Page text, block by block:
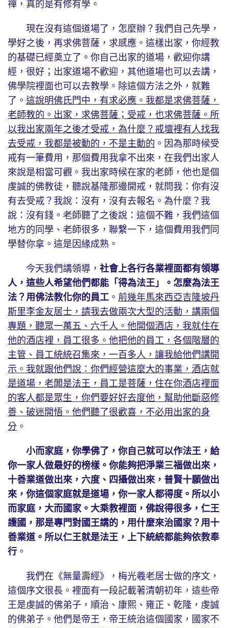
禪，真的是有修有學。
現在沒有這個道場了，怎麼辦？我們自己先學，
學好之後，再求佛菩薩，求感應。這樣出家，你經教
的基礎已經奠立了。你自己出家的道場，歡迎你講
經，很好；出家道場不歡迎，其他道場也可以去講，
佛學院裡面也可以去教學。除這個方法之外，就難
了。 這說明佛氏門中，有求必應。我都是求佛菩薩，
老師教的。出家，求佛菩薩；受戒，也求佛菩薩。所
以我出家兩年之後才受戒，為什麼？戒壇裡有人找我
去受戒，我都是被動的，不是主動的 。因為那時候受
戒有一筆費用，那個費用我拿不出來，在我們出家人
來說是相當可觀。我出家時候在家的老師，他也是個
虔誠的佛教徒，聽說基隆那邊開戒，就問我：你有沒
有去受戒？我說：沒有，沒有去報名。為什麼？我
說：沒有錢。老師聽了之後說：這個不難，我們這個
地方的同學、老師很多，聯繫一下，這個費用我們同
學替你拿。這是因緣成熟。
今天我們講領導， 社會上各行各業裡面都有領導
人，這些人希望他們都能「得為法王」。怎麼為法王
法？用佛法教化你的員工 。 前幾年馬來西亞吉隆坡丹
斯里李金友居士，請我去做兩次大型的活動，講兩個
專題，聽眾一萬五、六千人。他開個酒店，我就住在
他的酒店裡，員工很多。他把他的員工，各個階層的
主管、員工統統召集來，一百多人，讓我給他們講開
示。我就跟他們說：你們經營這麼大的事業，酒店就
是道場，老闆是法王，員工是菩薩，住在你酒店裡面
的客人都是眾生，你們要好好去度他，幫助他斷惡修
善、破迷開悟。他們聽了很歡喜，不必用出家的身
分 。
小而家庭，你學佛了，你自己就可以作法王，給
你一家人做最好的榜樣。你能夠把淨業三福做出來，
十善業道做出來，六度、四攝做出來，普賢十願做出
來，你這個家庭就是道場，你一家人都得度。所以小
而家庭，大而國家。大乘教裡面，佛說得很多，仁王
護國，那是專門對國王講的，用什麼來治國家？用十
善業道。所以仁王就是法王，上下統統都能夠依教奉
行 。
我們在《無量壽經》，梅光羲老居士做的序文，
這個序文很長。裡面有一段記載著清朝初年，這些帝
王是虔誠的佛弟子，順治、康熙、雍正、乾隆，虔誠
的佛弟子。他們是帝王，帝王統治這個國家，國家不